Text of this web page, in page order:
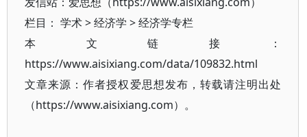
栏目： 学术>经济学 >经济学专栏
本文链接：
https://www.aisixiang.com/data/109832.html
文章来源：作者授权爱思想发布，转载请注明出处
（https://www.aisixiang.com）。